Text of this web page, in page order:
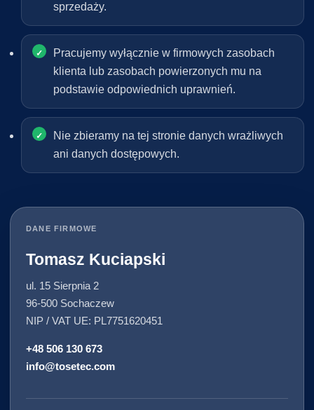
sprzedaży.
Pracujemy wyłącznie w firmowych zasobach
klienta lub zasobach powierzonych mu na
podstawie odpowiednich uprawnień.
Nie zbieramy na tej stronie danych wrażliwych
ani danych dostępowych.
DANE FIRMOWE
Tomasz Kuciapski
ul. 15 Sierpnia 2
96-500 Sochaczew
NIP / VAT UE: PL7751620451
+48 506 130 673
info@tosetec.com